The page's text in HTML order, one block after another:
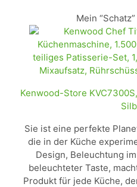
Mein
Kenwood-Store
Sie ist eine perfekte
die in der Küche
Design, Beleuchtung
beleuchteter Taste,
Produkt für jede Küche,